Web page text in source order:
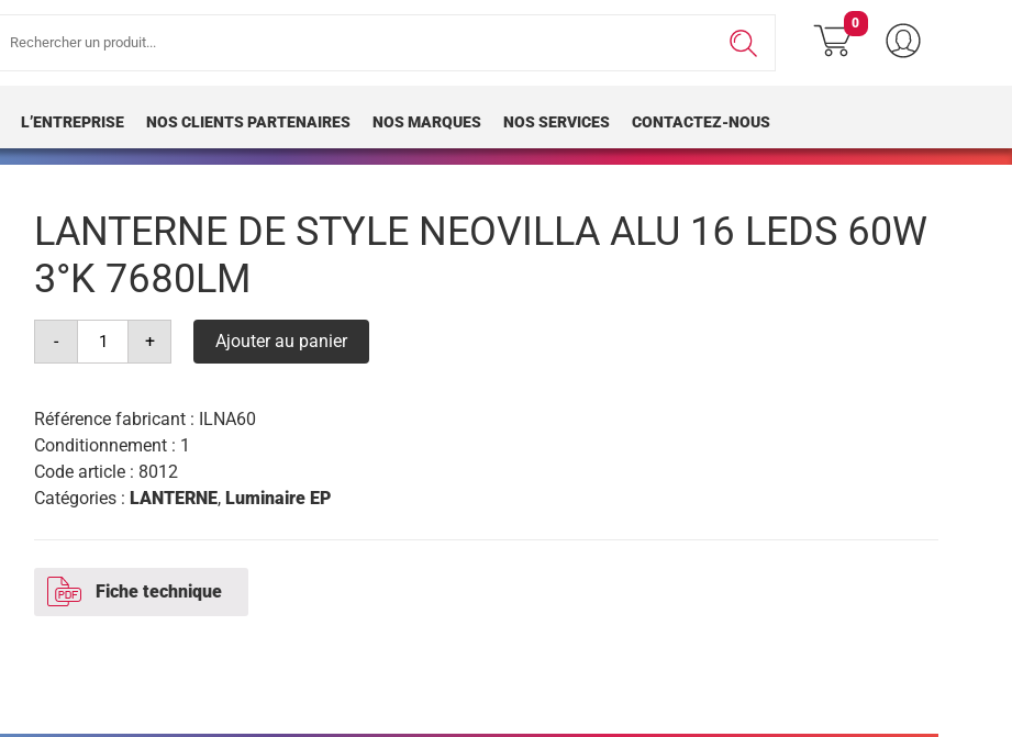
pour :
0
L’ENTREPRISE NOS CLIENTS PARTENAIRES NOS MARQUES NOS SERVICES CONTACTEZ-NOUS
LANTERNE DE STYLE NEOVILLA ALU 16 LEDS 60W
3°K 7680LM
-
quantité
lanterne
neovilla
alu
16
leds
60w
3°k
+ Ajouter au panier
Référence fabricant : ILNA60
Conditionnement : 1
Code article : 8012
Catégories :LANTERNE,Luminaire EP
Fiche technique